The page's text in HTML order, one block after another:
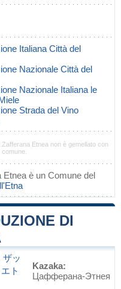
Italiana Città del
Nazionale Città del
Nazionale Italiana le
Strada del Vino
Zafferana Etnea non è gemellato con
Etnea è un Comune del
DI
ザッ
ト
Kazaka:
Цафферана-Этнея